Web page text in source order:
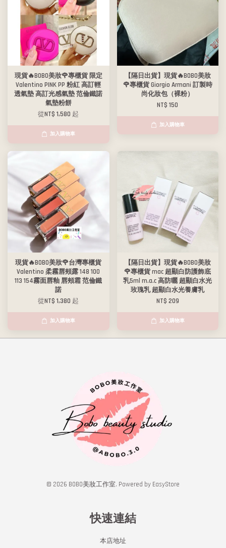
現貨🔥BOBO美妝🌹專櫃貨 限定
Valentino PINK PP 粉紅 高訂輕
透氣墊 高訂光感氣墊 范倫鐵諾
氣墊粉餅
從NT$ 1,580 起
加入購物車
【隔日出貨】現貨🔥BOBO美妝
🌹專櫃貨 Giorgio Armani 訂製時
尚化妝包（裸粉）
NT$ 150
加入購物車
現貨🔥BOBO美妝🌹台灣專櫃貨
Valentino 柔霧唇頰露 148 100
113 154霧面唇釉 唇頰霜 范倫鐵
諾
從NT$ 1,380 起
加入購物車
【隔日出貨】現貨🔥BOBO美妝
🌹專櫃貨 mac 超顯白防護飾底
乳5ml m.a.c 高防曬 超顯白水光
玫瑰乳 超顯白水光養膚乳
NT$ 209
加入購物車
© 2026 BOBO美妝工作室. Powered by EasyStore
快速連結
本店地址